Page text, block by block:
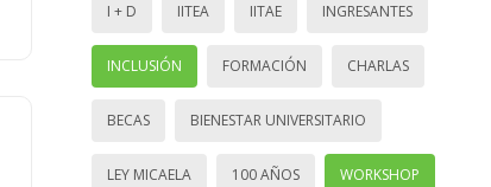
I + D IITEA IITAE INGRESANTES
INCLUSIÓN FORMACIÓN CHARLAS
BECAS BIENESTAR UNIVERSITARIO
LEY MICAELA 100 AÑOS WORKSHOP